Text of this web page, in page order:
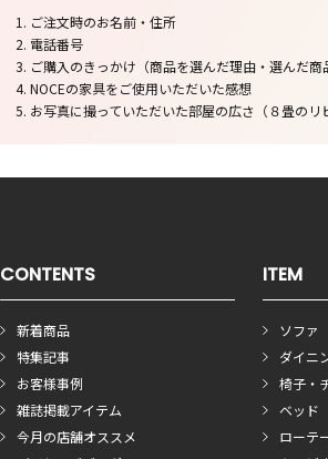
ご注文時のお名前・住所
電話番号
ご購入のきっかけ（商品を選んだ理由・選んだ商
NOCEの家具をご使用いただいた感想
お写真に撮っていただいた部屋の広さ（８畳のリ
CONTENTS
新着商品
特集記事
お客様事例
雑誌掲載アイテム
今月の店舗オススメ
ITEM
ソファ
ダイニ
椅子・
ベッド
ローテ